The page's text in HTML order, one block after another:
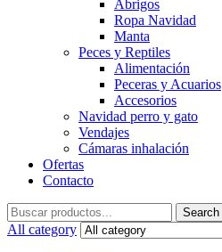
Abrigos
Ropa Navidad
Manta
Peces y Reptiles
Alimentación
Peceras y Acuarios
Accesorios
Navidad perro y gato
Vendajes
Cámaras inhalación
Ofertas
Contacto
Search
for:
Search
All category